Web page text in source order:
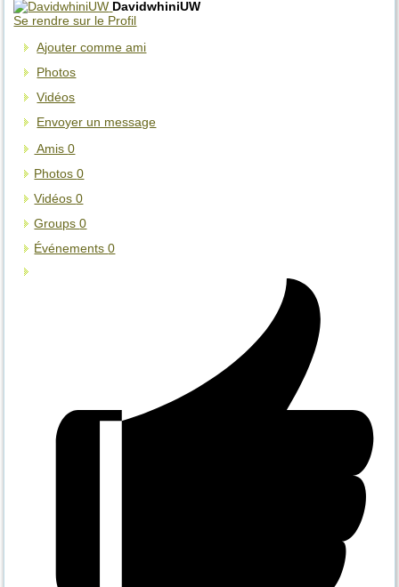
DavidwhiniUW
Se rendre sur le Profil
Ajouter comme ami
Photos
Vidéos
Envoyer un message
Amis0
Photos0
Vidéos0
Groups0
Événements0